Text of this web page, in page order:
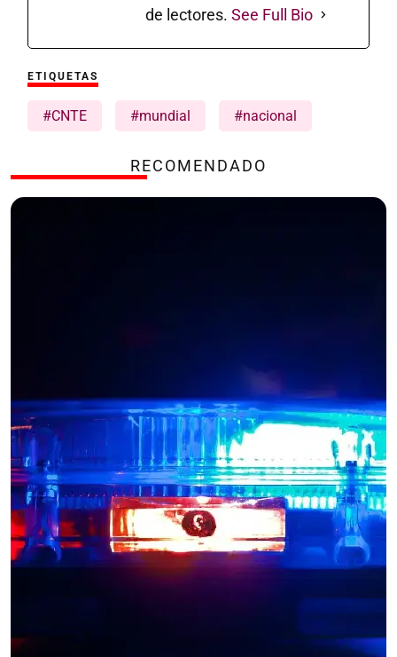
de lectores. See Full Bio
ETIQUETAS
#CNTE #mundial #nacional
RECOMENDADO